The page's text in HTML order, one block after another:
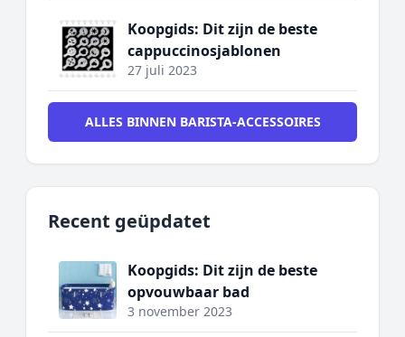
Koopgids: Dit zijn de beste
cappuccinosjablonen
27 juli 2023
ALLES BINNEN BARISTA-ACCESSOIRES
Recent geüpdatet
Koopgids: Dit zijn de beste
opvouwbaar bad
3 november 2023